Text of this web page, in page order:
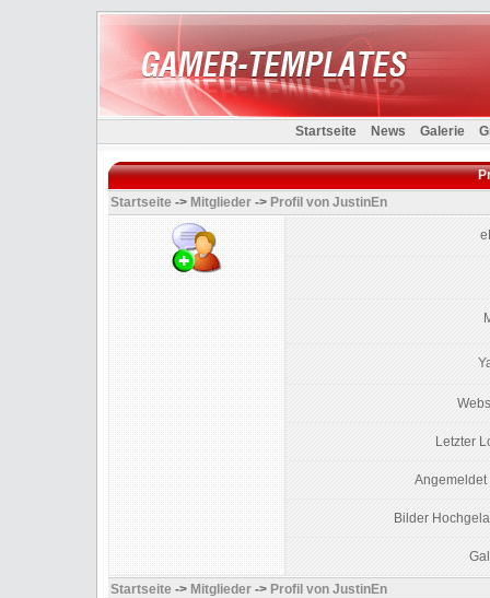
Startseite News Galerie
Startseite -> Mitglieder -> Profil von JustinEn
Letzter
Angemeldet
Bilder
Startseite -> Mitglieder -> Profil von JustinEn